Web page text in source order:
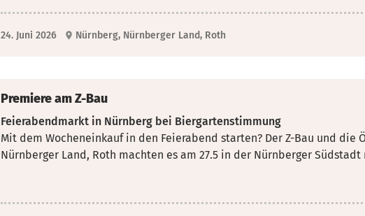
24. Juni 2026 Nürnberg, Nürnberger Land, Roth
Premiere am Z-Bau
Feierabendmarkt in Nürnberg bei Biergartenstimmung
Mit dem Wocheneinkauf in den Feierabend starten? Der Z-Bau und die
Nürnberger Land, Roth machten es am 27.5 in der Nürnberger Südstadt